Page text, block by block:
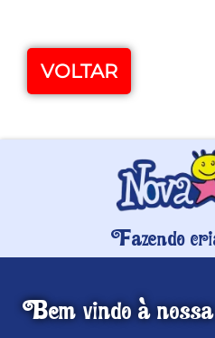
VOLTAR
Fazendo
Bem vindo à